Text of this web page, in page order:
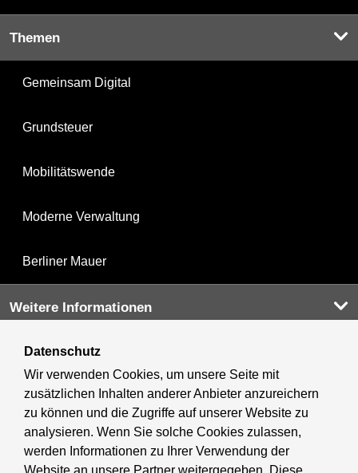
Themen
Gemeinsam Digital
Grundsteuer
Mobilitätswende
Moderne Verwaltung
Berliner Mauer
Weitere Informationen
Kultur & Ausgehen
Tourismus
Wirtschaft
Datenschutz
Wir verwenden Cookies, um unsere Seite mit
zusätzlichen Inhalten anderer Anbieter anzureichern
zu können und die Zugriffe auf unserer Website zu
analysieren. Wenn Sie solche Cookies zulassen,
werden Informationen zu Ihrer Verwendung der
Website an unsere Partner weitergegeben. Diese